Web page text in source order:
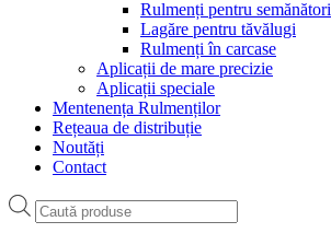
Rulmenți pentru semănători
Lagăre pentru tăvălugi
Rulmenți în carcase
Aplicații de mare precizie
Aplicații speciale
Mentenența Rulmenților
Rețeaua de distribuție
Noutăți
Contact
Products
search